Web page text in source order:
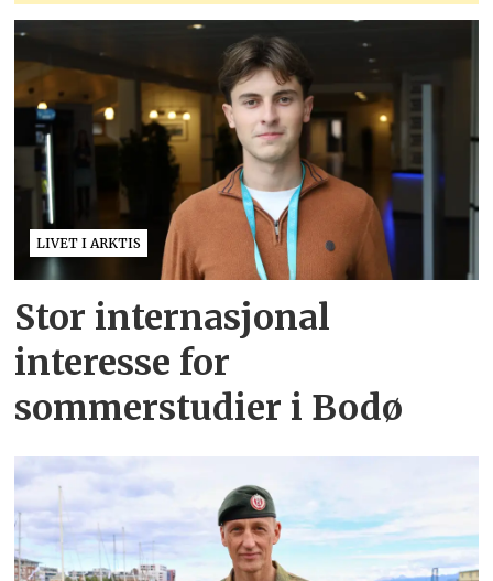
LIVET I ARKTIS
Stor internasjonal
interesse for
sommerstudier i Bodø